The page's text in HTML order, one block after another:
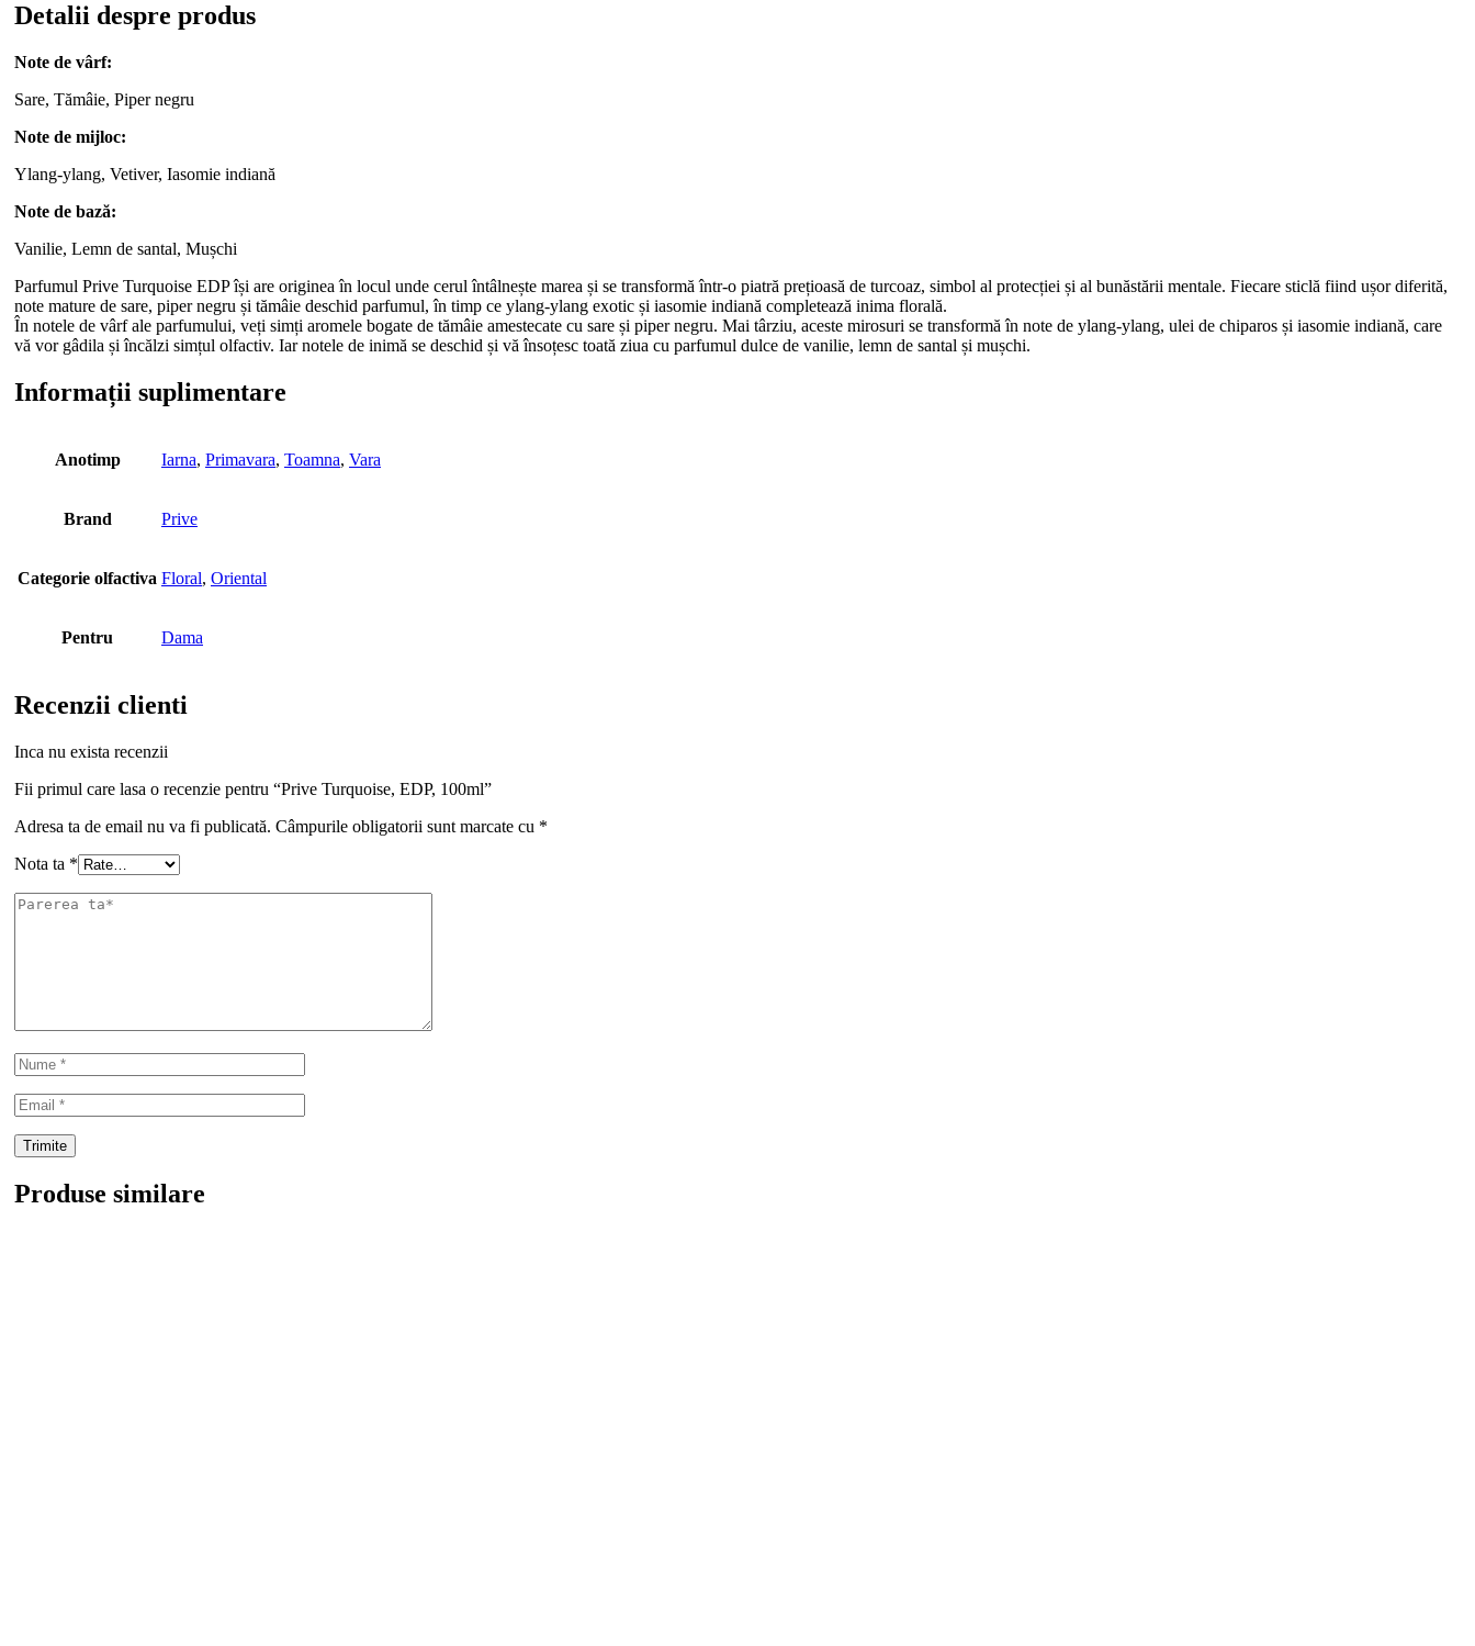
Detalii despre produs
Note de vârf:
Sare, Tămâie, Piper negru
Note de mijloc:
Ylang-ylang, Vetiver, Iasomie indiană
Note de bază:
Vanilie, Lemn de santal, Mușchi
Parfumul Prive Turquoise EDP își are originea în locul unde cerul întâlnește marea și se transformă într-o piatră prețioasă de turcoaz, simbol al protecției și al bunăstării mentale. Fiecare sticlă fiind ușor diferită,
note mature de sare, piper negru și tămâie deschid parfumul, în timp ce ylang-ylang exotic și iasomie indiană completează inima florală.
În notele de vârf ale parfumului, veți simți aromele bogate de tămâie amestecate cu sare și piper negru. Mai târziu, aceste mirosuri se transformă în note de ylang-ylang, ulei de chiparos și iasomie indiană, care
vă vor gâdila și încălzi simțul olfactiv. Iar notele de inimă se deschid și vă însoțesc toată ziua cu parfumul dulce de vanilie, lemn de santal și mușchi.
Informații suplimentare
Anotimp Iarna, Primavara, Toamna, Vara
Brand Prive
Categorie olfactiva Floral, Oriental
Pentru Dama
Recenzii clienti
Inca nu exista recenzii
Fii primul care lasa o recenzie pentru “Prive Turquoise, EDP, 100ml”
Adresa ta de email nu va fi publicată. Câmpurile obligatorii sunt marcate cu *
Nota ta *
Produse similare